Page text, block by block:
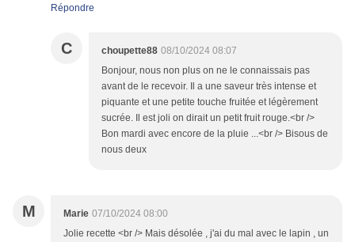
Répondre
C choupette88 08/10/2024 08:07
Bonjour, nous non plus on ne le connaissais pas
avant de le recevoir. Il a une saveur très intense et
piquante et une petite touche fruitée et légèrement
sucrée. Il est joli on dirait un petit fruit rouge.<br />
Bon mardi avec encore de la pluie ...<br /> Bisous de
nous deux
M Marie 07/10/2024 08:00
Jolie recette <br /> Mais désolée , j'ai du mal avec le lapin , un